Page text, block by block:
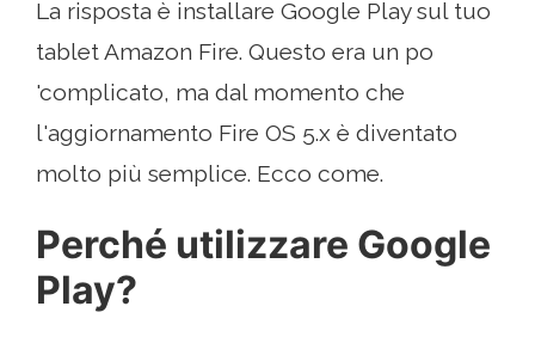
La risposta è installare Google Play sul tuo
tablet Amazon Fire. Questo era un po
'complicato, ma dal momento che
l'aggiornamento Fire OS 5.x è diventato
molto più semplice. Ecco come.
Perché utilizzare Google
Play?